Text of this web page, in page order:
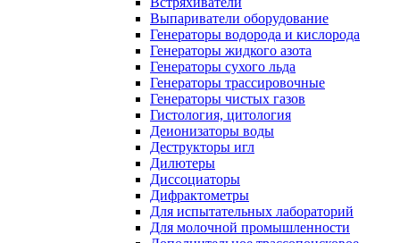
Выпариватели оборудование
Генераторы водорода и кислорода
Генераторы жидкого азота
Генераторы сухого льда
Генераторы трассировочные
Генераторы чистых газов
Гистология, цитология
Деионизаторы воды
Деструкторы игл
Дилютеры
Диссоциаторы
Дифрактометры
Для испытательных лабораторий
Для молочной промышленности